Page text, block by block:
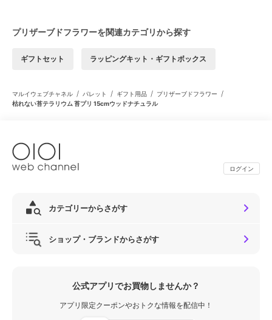
プリザーブドフラワーを関連カテゴリから探す
ギフトセット ラッピングキット・ギフトボックス
マルイウェブチャネル / パレット / ギフト用品 / プリザーブドフラワー /
枯れない苔テラリウム 苔プリ 15cmウッドナチュラル
ログイン
カテゴリーからさがす
ショップ・ブランドからさがす
公式アプリでお買物しませんか？
アプリ限定クーポンやおトクな情報を配信中！